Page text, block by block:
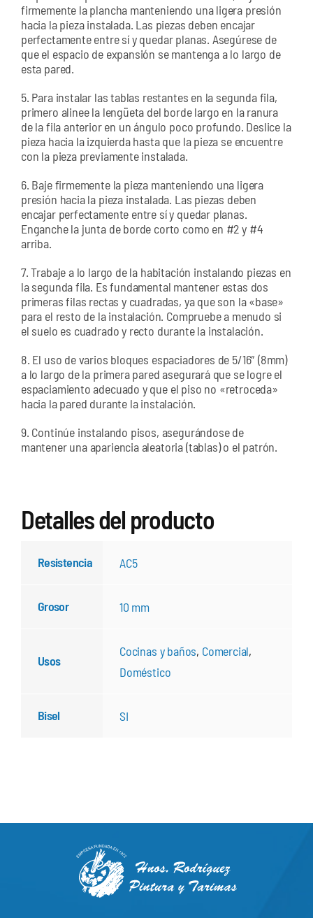
firmemente la plancha manteniendo una ligera presión
hacia la pieza instalada. Las piezas deben encajar
perfectamente entre sí y quedar planas. Asegúrese de
que el espacio de expansión se mantenga a lo largo de
esta pared.
5. Para instalar las tablas restantes en la segunda fila,
primero alinee la lengüeta del borde largo en la ranura
de la fila anterior en un ángulo poco profundo. Deslice la
pieza hacia la izquierda hasta que la pieza se encuentre
con la pieza previamente instalada.
6. Baje firmemente la pieza manteniendo una ligera
presión hacia la pieza instalada. Las piezas deben
encajar perfectamente entre sí y quedar planas.
Enganche la junta de borde corto como en #2 y #4
arriba.
7. Trabaje a lo largo de la habitación instalando piezas en
la segunda fila. Es fundamental mantener estas dos
primeras filas rectas y cuadradas, ya que son la «base»
para el resto de la instalación. Compruebe a menudo si
el suelo es cuadrado y recto durante la instalación.
8. El uso de varios bloques espaciadores de 5/16″ (8mm)
a lo largo de la primera pared asegurará que se logre el
espaciamiento adecuado y que el piso no «retroceda»
hacia la pared durante la instalación.
9. Continúe instalando pisos, asegurándose de
mantener una apariencia aleatoria (tablas) o el patrón.
Detalles del producto
Resistencia AC5
Grosor 10 mm
Usos
Cocinas y baños, Comercial,
Doméstico
Bisel SI